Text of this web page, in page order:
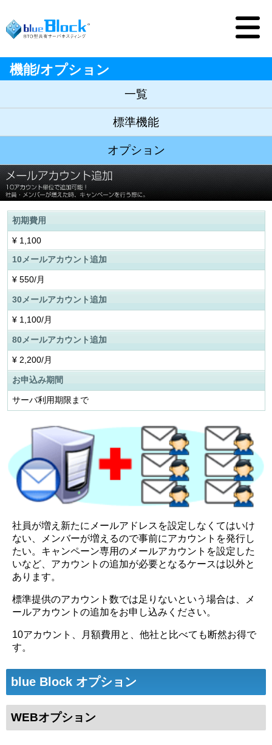
機能/オプション
一覧
標準機能
オプション
初期費用
¥1,100
10メールアカウント追加
¥550/月
30メールアカウント追加
¥1,100/月
80メールアカウント追加
¥2,200/月
お申込み期間
サーバ利用期限まで
社員が増え新たにメールアドレスを設定しなくてはいけ
ない、メンバーが増えるので事前にアカウントを発行し
たい。キャンペーン専用のメールアカウントを設定した
いなど、アカウントの追加が必要となるケースは以外と
あります。
標準提供のアカウント数では足りないという場合は、メ
ールアカウントの追加をお申し込みください。
10アカウント、月額費用 と、他社と比べても断然お得で
す。
blue Block オプション
WEBオプション